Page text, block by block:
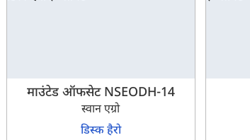
माउंटेड ऑफसेट NSEODH-14
स्वान एग्रो
डिस्क हैरो